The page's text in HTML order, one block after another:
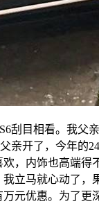
刮目相看。我父
亲开了，今年的
，内饰也高端得
立马就心动了，
元优惠。为了更